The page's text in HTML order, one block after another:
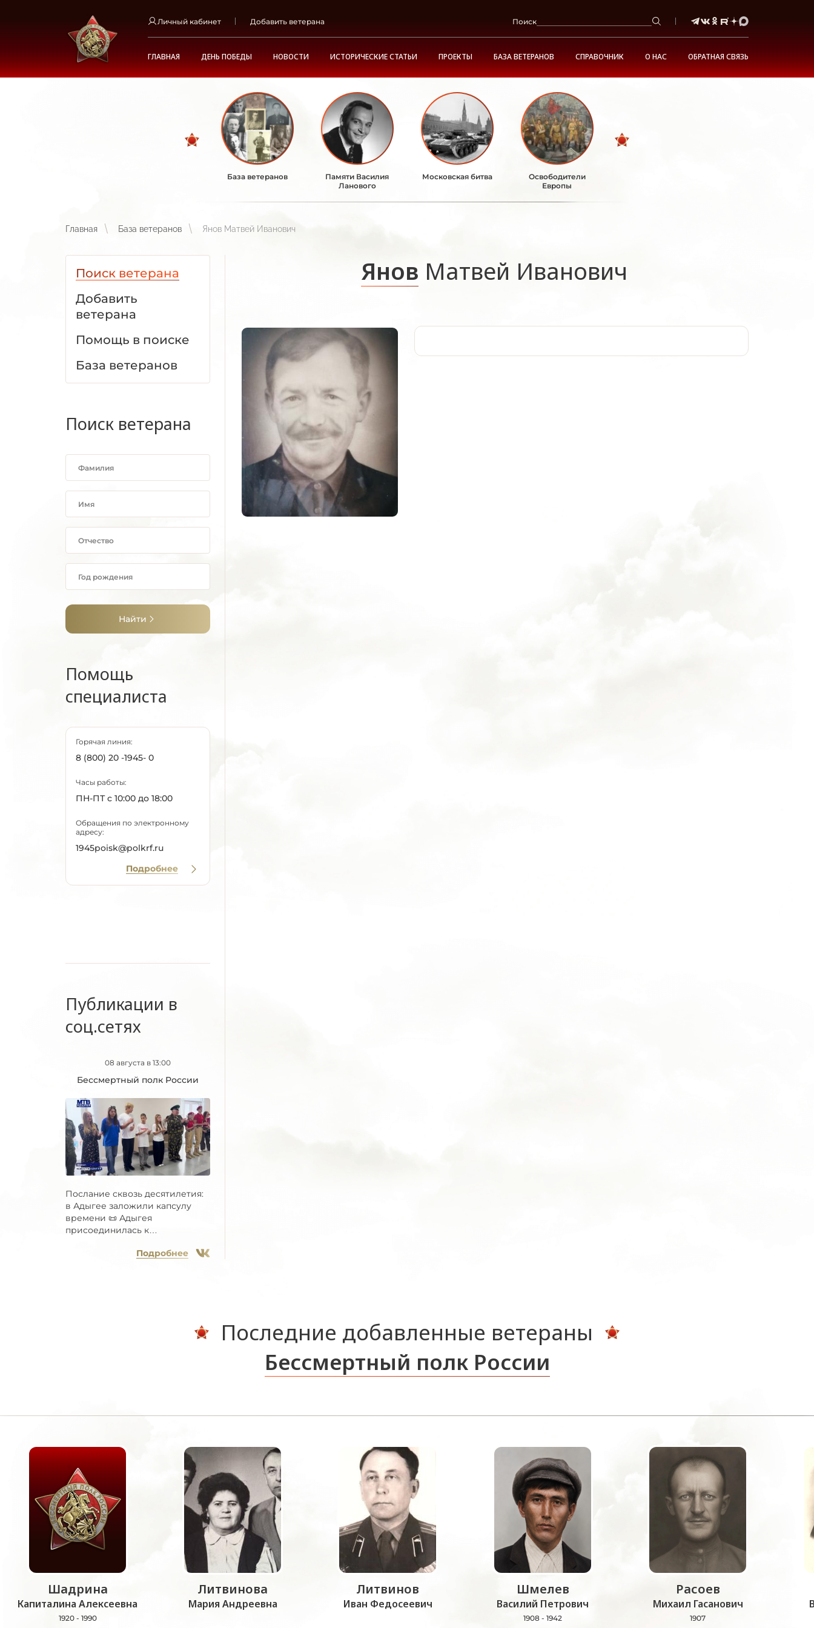
Личный кабинет Добавить ветерана Поиск
ГЛАВНАЯ ДЕНЬ ПОБЕДЫ НОВОСТИ ИСТОРИЧЕСКИЕ СТАТЬИ ПРОЕКТЫ БАЗА ВЕТЕРАНОВ СПРАВОЧНИК О НАС ОБРАТНАЯ СВЯЗЬ
База ветеранов
Памяти Василия
Ланового
Московская битва
Освободители
Европы
Главная База ветеранов Янов Матвей Иванович
Поиск ветерана
Добавить
ветерана
Помощь в поиске
База ветеранов
Поиск ветерана
Найти
Помощь
специалиста
Горячая линия:
8 (800) 20 -1945- 0
Часы работы:
ПН-ПТ с 10:00 до 18:00
Обращения по электронному
адресу:
1945poisk@polkrf.ru
Подробнее
Публикации в
соц.сетях
08 августа в 13:00
Бессмертный полк России
Послание сквозь десятилетия:
в Адыгее заложили капсулу
времени 📜 Адыгея
присоединилась к
Подробнее
Янов Матвей Иванович
Последние добавленные ветераны
Бессмертный полк России
Шадрина
Капиталина Алексеевна
1920 - 1990
Литвинова
Мария Андреевна
Литвинов
Иван Федосеевич
Шмелев
Василий Петрович
1908 - 1942
Расоев
Михаил Гасанович
1907